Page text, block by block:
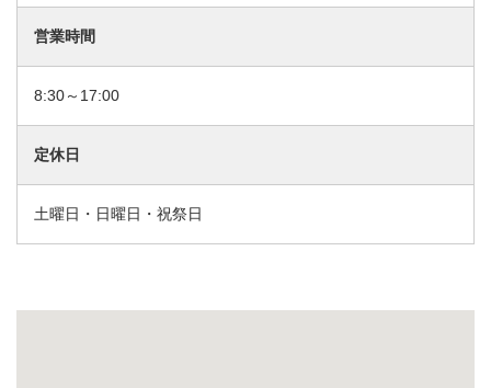
営業時間
8:30～17:00
定休日
土曜日・日曜日・祝祭日